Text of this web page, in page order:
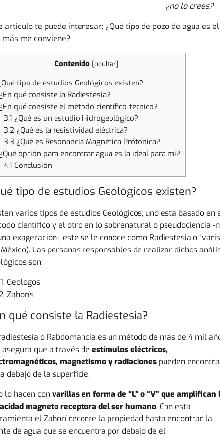
¿no lo crees?
articulo te puede interesar: ¿Qué tipo de pozo de agua es el
más me conviene?
Contenido [ocultar]
tipo de estudios Geológicos existen?
qué consiste la Radiestesia?
qué consiste el método científico-técnico?
3.1 ¿Qué es un estudio Hidrogeológico?
3.2¿Qué es la resistividad eléctrica?
3.3 ¿Qué es Resonancia Magnética Prótonica?
opción para encontrar agua es la ideal para mi?
4.1 Conclusión
tipo de estudios Geológicos existen?
varios tipos de estudios Geológicos, uno está basado en
científico y el otro en lo sobrenatural o pseudociencia -
exageración-, este se le conoce como Radiestesia o
Las personas responsables de realizar dichos
son:
Geologos
Zahorís
qué consiste la Radiestesia?
o Rabdomancia es un método de más de 4 mil
asegura que a través de estímulos eléctricos,
magnetismo y radiaciones pueden
debajo de la superficie.
lo hacen convarillas en forma de “L” o “V” que amplifican
magneto receptora del ser humano. Con esta
el Zahorí recorre la propiedad hasta encontrar la
de agua que se encuentra por debajo de él.